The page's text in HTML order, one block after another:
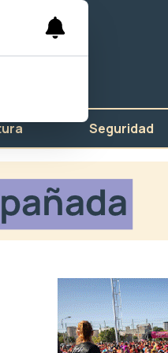
Seguridad